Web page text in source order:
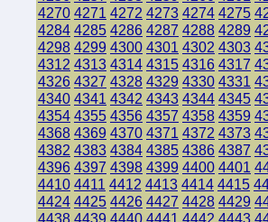
4270 4271 4272 4273 4274 4275
4284 4285 4286 4287 4288 4289
4298 4299 4300 4301 4302 4303
4312 4313 4314 4315 4316 4317
4326 4327 4328 4329 4330 4331
4340 4341 4342 4343 4344 4345
4354 4355 4356 4357 4358 4359
4368 4369 4370 4371 4372 4373
4382 4383 4384 4385 4386 4387
4396 4397 4398 4399 4400 4401
4410 4411 4412 4413 4414 4415
4424 4425 4426 4427 4428 4429
4438 4439 4440 4441 4442 4443